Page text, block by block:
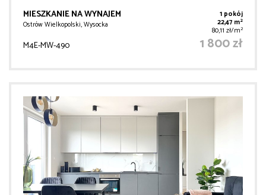
MIESZKANIE NA WYNAJEM
Ostrów Wielkopolski, Wysocka
1 pokój
22,47 m2
80,11 zł/m2
M4E-MW-490 1 800 zł